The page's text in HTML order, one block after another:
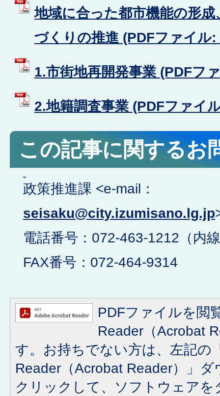
地域に合った都市機能の形
づくりの推進 (PDFファイル
1.市街地再開発事業 (PDFフ
2.地籍調査事業 (PDFファイ
この記事に関するお
政策推進課 <e-mail：
seisaku@city.izumisano.lg.jp
電話番号：072-463-1212（内
FAX番号：072-464-9314
PDFファイルを閲
Reader（Acrobat
す。お持ちでない方は、左記の
Reader（Acrobat Reader）」
クリックして、ソフトウェア